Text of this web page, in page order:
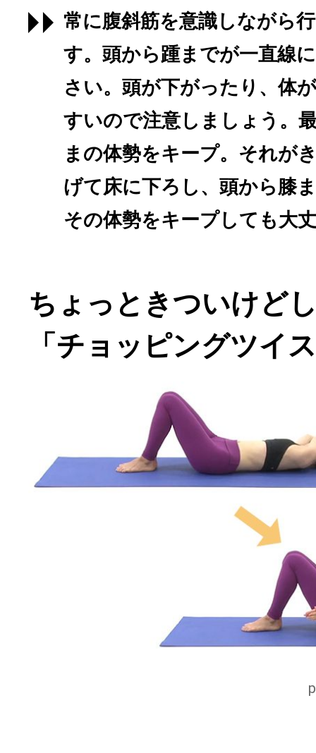
常に腹斜筋を意識しながら
す。頭から踵までが一直線
さい。頭が下がったり、体
すいので注意しましょう。
まの体勢をキープ。それが
げて床に下ろし、頭から膝
その体勢をキープしても大
ちょっときついけど
「チョッピングツイ